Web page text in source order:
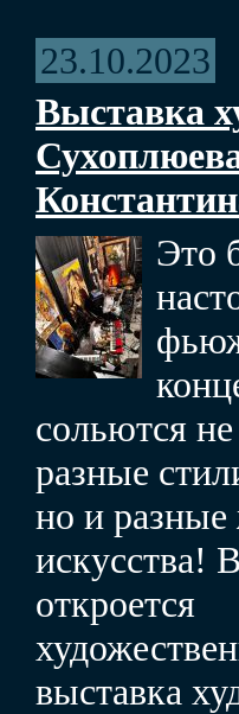
23.10.2023
Выставка
Это
сольются
разные
но и
искусства!
откроется
выставка